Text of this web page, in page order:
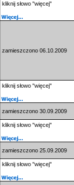
kliknij słowo "więcej"
zamieszczono 06.10.2009
kliknij słowo "więcej"
zamieszczono 30.09.2009
kliknij słowo "więcej"
zamieszczono 25.09.2009
kliknij słowo "więcej"